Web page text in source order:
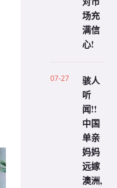
场充
满信
心!
07-27
骇人
听
闻!!
中国
单亲
妈妈
远嫁
澳洲,